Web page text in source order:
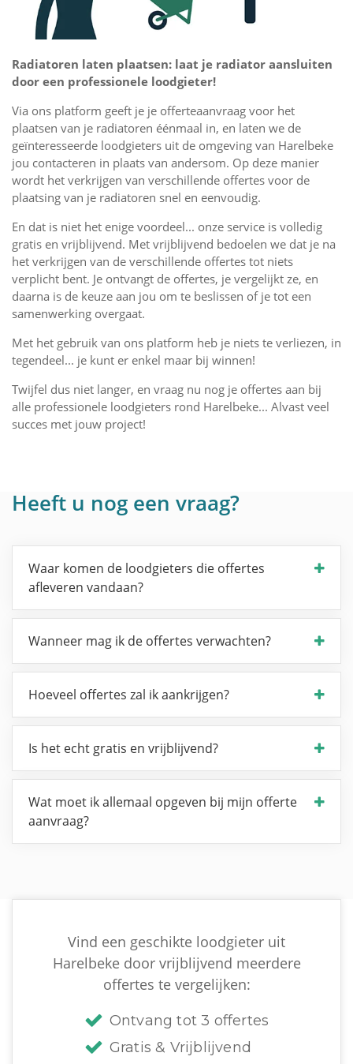
Radiatoren laten plaatsen: laat je radiator aansluiten
door een professionele loodgieter!
Via ons platform geeft je je offerteaanvraag voor het
plaatsen van je radiatoren éénmaal in, en laten we de
geïnteresseerde loodgieters uit de omgeving van Harelbeke
jou contacteren in plaats van andersom. Op deze manier
wordt het verkrijgen van verschillende offertes voor de
plaatsing van je radiatoren snel en eenvoudig.
En dat is niet het enige voordeel... onze service is volledig
gratis en vrijblijvend. Met vrijblijvend bedoelen we dat je na
het verkrijgen van de verschillende offertes tot niets
verplicht bent. Je ontvangt de offertes, je vergelijkt ze, en
daarna is de keuze aan jou om te beslissen of je tot een
samenwerking overgaat.
Met het gebruik van ons platform heb je niets te verliezen, in
tegendeel... je kunt er enkel maar bij winnen!
Twijfel dus niet langer, en vraag nu nog je offertes aan bij
alle professionele loodgieters rond Harelbeke... Alvast veel
succes met jouw project!
Heeft u nog een vraag?
Waar komen de loodgieters die offertes
afleveren vandaan?
Wanneer mag ik de offertes verwachten?
Hoeveel offertes zal ik aankrijgen?
Is het echt gratis en vrijblijvend?
Wat moet ik allemaal opgeven bij mijn offerte
aanvraag?
Vind een geschikte loodgieter uit
Harelbeke door vrijblijvend meerdere
offertes te vergelijken:
Ontvang tot 3 offertes
Gratis & Vrijblijvend